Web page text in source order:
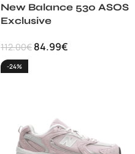
New Balance 530 ASOS
Exclusive
112.00€ 84.99€
-24%